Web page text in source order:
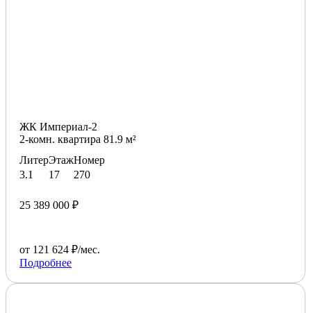
ЖК Империал-2
2-комн. квартира 81.9 м²
Литер
3.1
Этаж
17
Номер
270
25 389 000 ₽
от 121 624 ₽/мес.
Подробнее